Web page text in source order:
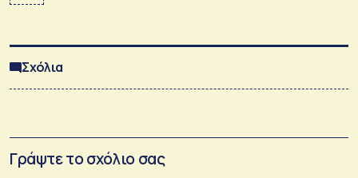
Σχόλια
Γράψτε το σχόλιο σας